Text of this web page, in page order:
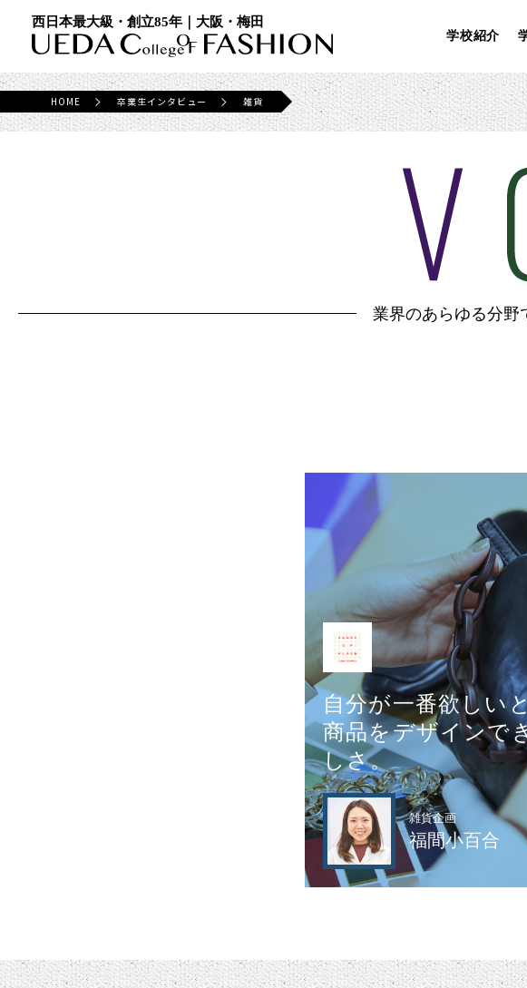
西日本最大級・創立85年｜大阪・梅田
学校紹介
HOME 卒業生インタビュー 雑貨
業界のあらゆる分野
自分が一番欲しい
商品をデザインで
しさ。
雑貨企画
福間小百合